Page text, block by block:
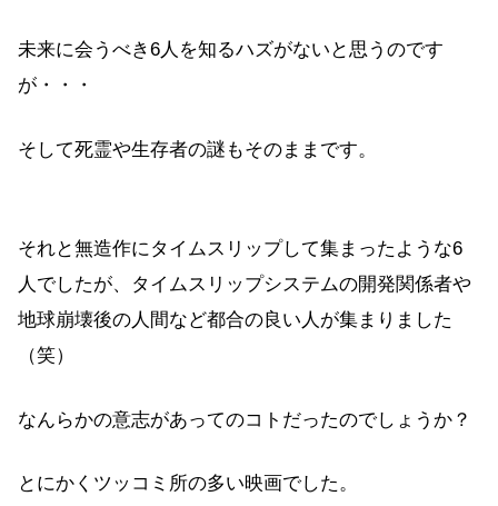
未来に会うべき6人を知るハズがないと思うのです
が・・・
そして死霊や生存者の謎もそのままです。
それと無造作にタイムスリップして集まったような6
人でしたが、タイムスリップシステムの開発関係者や
地球崩壊後の人間など都合の良い人が集まりました
（笑）
なんらかの意志があってのコトだったのでしょうか？
とにかくツッコミ所の多い映画でした。